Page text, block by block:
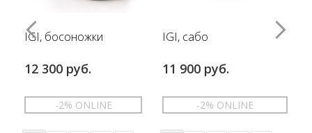
IGI, босоножки
12 300 руб.
-2% ONLINE
IGI, сабо
11 900 руб.
-2% ONLINE